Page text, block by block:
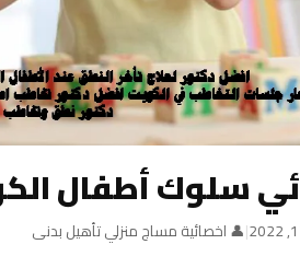
سلوك أطفال
|👤 اخصائية مساج منزلي تأهيل بدنى